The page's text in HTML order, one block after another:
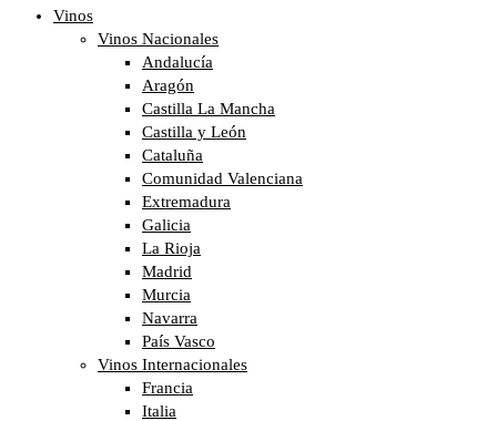
Vinos
Vinos Nacionales
Andalucía
Aragón
Castilla La Mancha
Castilla y León
Cataluña
Comunidad Valenciana
Extremadura
Galicia
La Rioja
Madrid
Murcia
Navarra
País Vasco
Vinos Internacionales
Francia
Italia